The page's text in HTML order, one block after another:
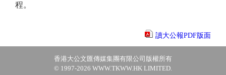
程。
讀大公報PDF版面
香港大公文匯傳媒集團有限公司版權所有
© 1997-2026 WWW.TKWW.HK LIMITED.